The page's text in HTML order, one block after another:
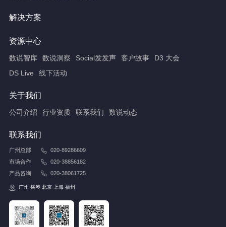
解决方案
资源中心
数说智库 数说洞察 Social发发声 客户故事
D3 大会
DS Live
线下活动
关于我们
公司介绍 行业资质 联系我们 数说动态
联系我们
广州总部
020-89286609
市场合作
020-38856182
产品咨询
020-38061725
广州·横琴·北京·上海·福州